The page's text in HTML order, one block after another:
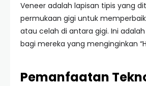
Veneer adalah lapisan tipis yang
permukaan gigi untuk
atau celah di antara gigi. Ini
bagi mereka yang menginginkan
Pemanfaatan